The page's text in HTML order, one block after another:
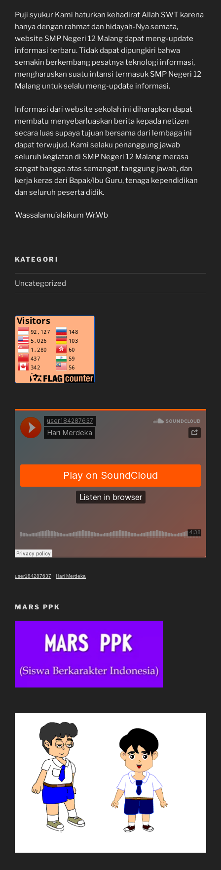
Puji syukur Kami haturkan kehadirat Allah SWT karena
hanya dengan rahmat dan hidayah-Nya semata,
website SMP Negeri 12 Malang dapat meng-update
informasi terbaru. Tidak dapat dipungkiri bahwa
semakin berkembang pesatnya teknologi informasi,
mengharuskan suatu intansi termasuk SMP Negeri 12
Malang untuk selalu meng-update informasi.
Informasi dari website sekolah ini diharapkan dapat
membatu menyebarluaskan berita kepada netizen
secara luas supaya tujuan bersama dari lembaga ini
dapat terwujud. Kami selaku penanggung jawab
seluruh kegiatan di SMP Negeri 12 Malang merasa
sangat bangga atas semangat, tanggung jawab, dan
kerja keras dari Bapak/Ibu Guru, tenaga kependidikan
dan seluruh peserta didik.
Wassalamu’alaikum Wr.Wb
KATEGORI
Uncategorized
user184287637 · Hari Merdeka
MARS PPK